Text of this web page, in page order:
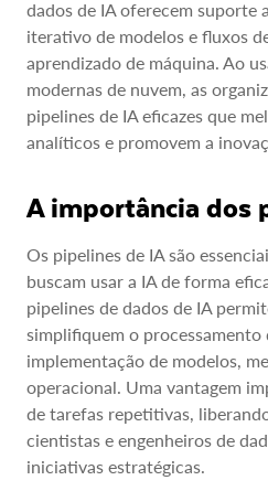
dados de IA oferecem suporte
iterativo de modelos e fluxos
aprendizado de máquina. Ao
modernas de nuvem, as
pipelines de IA eficazes que
analíticos e promovem a
A importância dos
Os pipelines de IA são
buscam usar a IA de forma
pipelines de dados de IA
simplifiquem o processamento
implementação de modelos,
operacional. Uma vantagem
de tarefas repetitivas,
cientistas e engenheiros de
iniciativas estratégicas.